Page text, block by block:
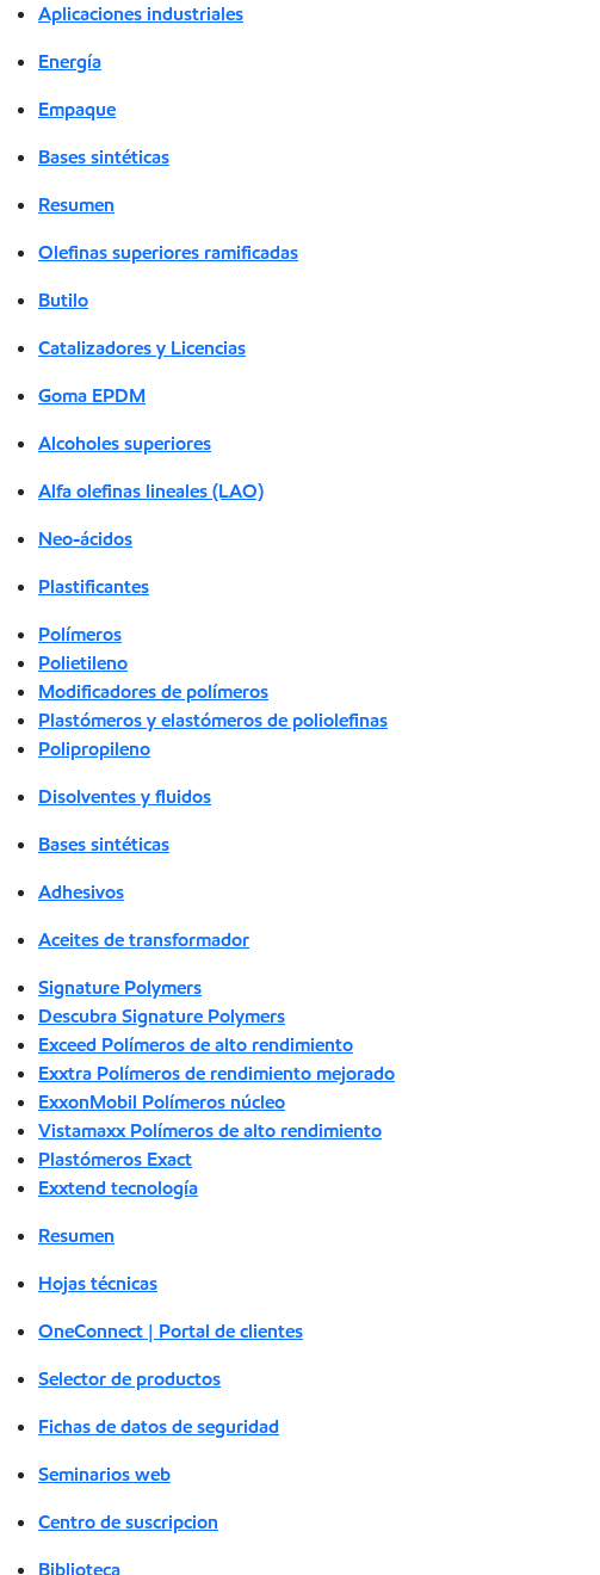
Aplicaciones industriales
Energía
Empaque
Bases sintéticas
Resumen
Olefinas superiores ramificadas
Butilo
Catalizadores y Licencias
Goma EPDM
Alcoholes superiores
Alfa olefinas lineales (LAO)
Neo-ácidos
Plastificantes
Polímeros
Polietileno
Modificadores de polímeros
Plastómeros y elastómeros de poliolefinas
Polipropileno
Disolventes y fluidos
Bases sintéticas
Adhesivos
Aceites de transformador
Signature Polymers
Descubra Signature Polymers
Exceed Polímeros de alto rendimiento
Exxtra Polímeros de rendimiento mejorado
ExxonMobil Polímeros núcleo
Vistamaxx Polímeros de alto rendimiento
Plastómeros Exact
Exxtend tecnología
Resumen
Hojas técnicas
OneConnect | Portal de clientes
Selector de productos
Fichas de datos de seguridad
Seminarios web
Centro de suscripcion
Biblioteca